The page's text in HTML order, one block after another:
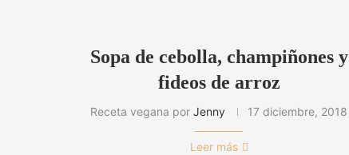
Sopa de cebolla, champiñones y
fideos de arroz
Receta vegana porJenny 17 diciembre, 2018
Leer más